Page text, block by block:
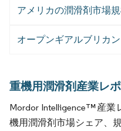
アメリカの潤滑剤市場
オープンギアルブリカ
重機用潤滑剤産業レ
Mordor Intelligence™産業
機用潤滑剤市場シェア、